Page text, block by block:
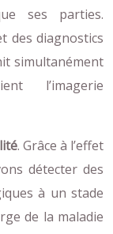
ses parties.
des diagnostics
simultanément
l’imagerie
. Grâce à l’effet
détecter des
à un stade
de la maladie